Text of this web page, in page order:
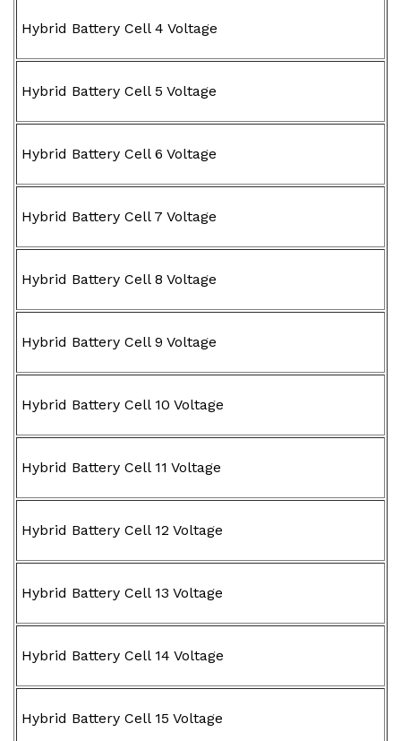
Hybrid Battery Cell 4 Voltage
Hybrid Battery Cell 5 Voltage
Hybrid Battery Cell 6 Voltage
Hybrid Battery Cell 7 Voltage
Hybrid Battery Cell 8 Voltage
Hybrid Battery Cell 9 Voltage
Hybrid Battery Cell 10 Voltage
Hybrid Battery Cell 11 Voltage
Hybrid Battery Cell 12 Voltage
Hybrid Battery Cell 13 Voltage
Hybrid Battery Cell 14 Voltage
Hybrid Battery Cell 15 Voltage